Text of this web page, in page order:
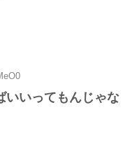
いいってもんじゃな